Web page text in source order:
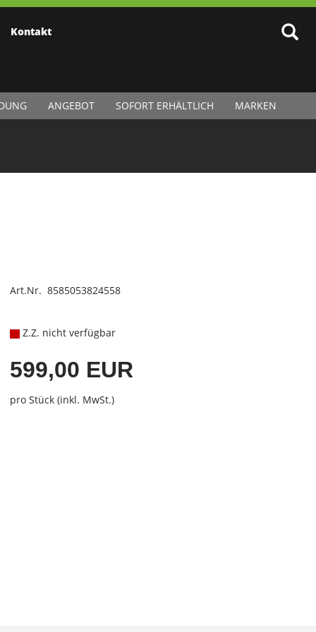
Kontakt
ANGEBOT SOFORT ERHÄLTLICH MARKEN
Art.Nr. 8585053824558
Z.Z. nicht verfügbar
599,00 EUR
pro Stück (inkl. MwSt.)